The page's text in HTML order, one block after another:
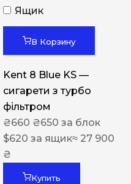
Ящик
В Корзину
Kent 8 Blue KS —
сигарети з турбо
фільтром
₴660 ₴650 за блок
$620 за ящик≈ 27 900
₴
Купить